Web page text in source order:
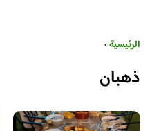
الرئيسية›
ذهبان